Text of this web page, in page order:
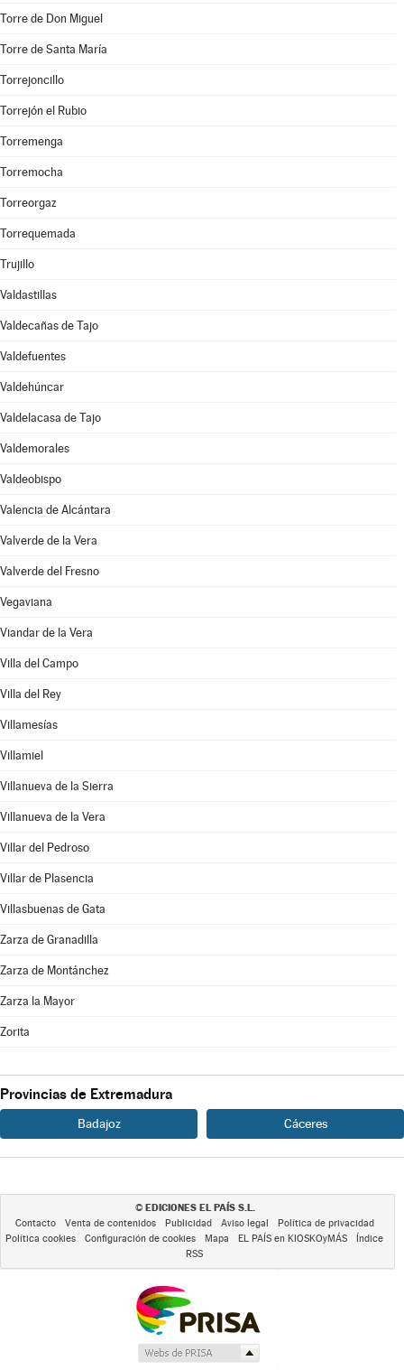
Torre de Don Miguel
Torre de Santa María
Torrejoncillo
Torrejón el Rubio
Torremenga
Torremocha
Torreorgaz
Torrequemada
Trujillo
Valdastillas
Valdecañas de Tajo
Valdefuentes
Valdehúncar
Valdelacasa de Tajo
Valdemorales
Valdeobispo
Valencia de Alcántara
Valverde de la Vera
Valverde del Fresno
Vegaviana
Viandar de la Vera
Villa del Campo
Villa del Rey
Villamesías
Villamiel
Villanueva de la Sierra
Villanueva de la Vera
Villar del Pedroso
Villar de Plasencia
Villasbuenas de Gata
Zarza de Granadilla
Zarza de Montánchez
Zarza la Mayor
Zorita
Provincias de Extremadura
Badajoz Cáceres
© EDICIONES EL PAÍS S.L.
Contacto Venta de contenidos Publicidad Aviso legal
Política de privacidad
Política cookies
Configuración de cookies Mapa EL PAÍS en KIOSKOyMÁS
Índice
RSS